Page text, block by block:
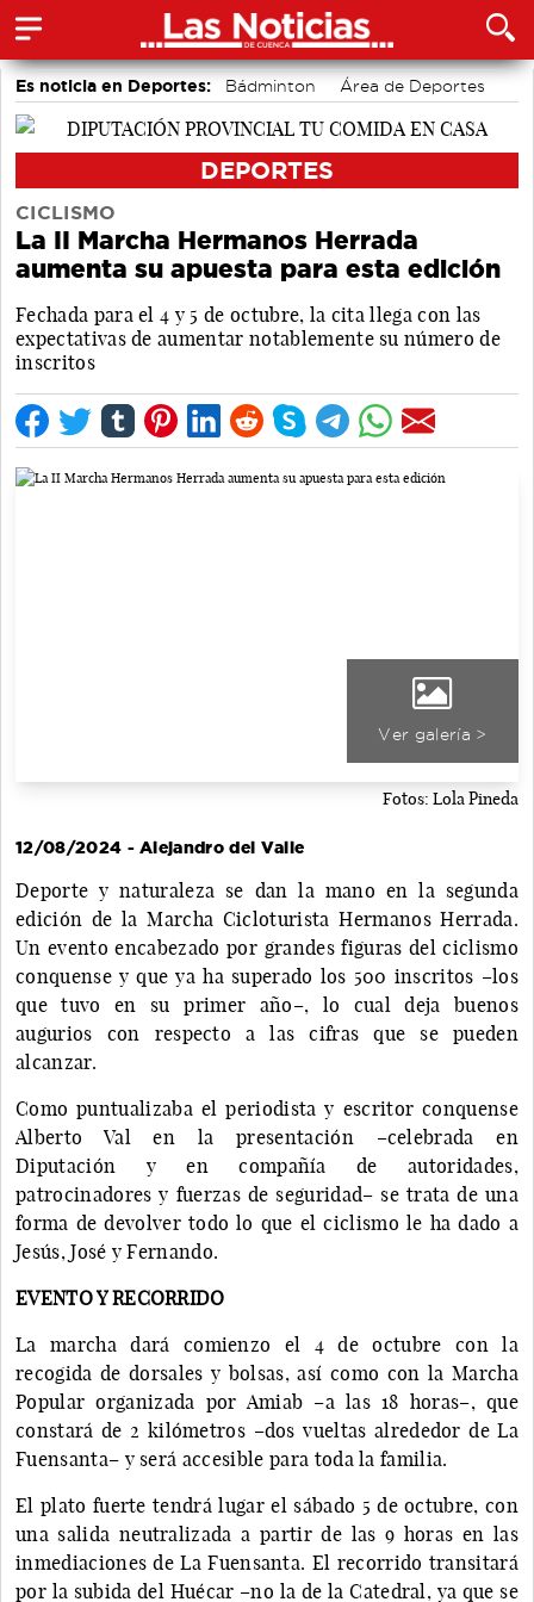
Es noticia en Deportes: Bádminton
Área de Deportes
Motor
DEPORTES
CICLISMO
La II Marcha Hermanos Herrada
aumenta su apuesta para esta edición
Fechada para el 4 y 5 de octubre, la cita llega con las
expectativas de aumentar notablemente su número de
inscritos
Ver galería >
Fotos: Lola Pineda
12/08/2024 - Alejandro del Valle
Deporte y naturaleza se dan la mano en la segunda
edición de la Marcha Cicloturista Hermanos Herrada.
Un evento encabezado por grandes figuras del ciclismo
conquense y que ya ha superado los 500 inscritos –los
que tuvo en su primer año–, lo cual deja buenos
augurios con respecto a las cifras que se pueden
alcanzar.
Como puntualizaba el periodista y escritor conquense
Alberto Val en la presentación –celebrada en
Diputación y en compañía de autoridades,
patrocinadores y fuerzas de seguridad– se trata de una
forma de devolver todo lo que el ciclismo le ha dado a
Jesús, José y Fernando.
EVENTO Y RECORRIDO
La marcha dará comienzo el 4 de octubre con la
recogida de dorsales y bolsas, así como con la Marcha
Popular organizada por Amiab –a las 18 horas–, que
constará de 2 kilómetros –dos vueltas alrededor de La
Fuensanta– y será accesible para toda la familia.
El plato fuerte tendrá lugar el sábado 5 de octubre, con
una salida neutralizada a partir de las 9 horas en las
inmediaciones de La Fuensanta. El recorrido transitará
por la subida del Huécar –no la de la Catedral, ya que se